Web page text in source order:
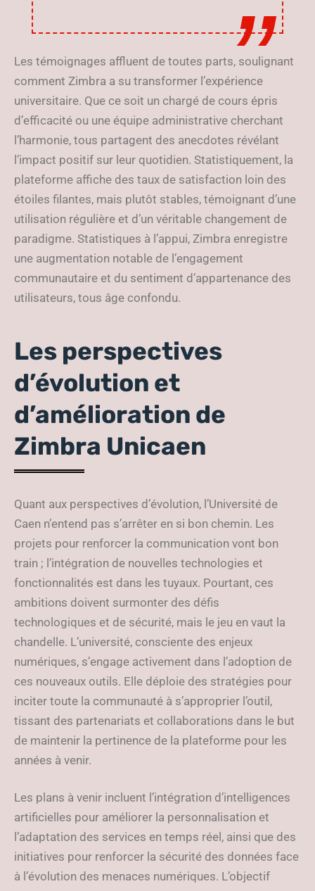
Les témoignages affluent de toutes parts, soulignant
comment Zimbra a su transformer l’expérience
universitaire. Que ce soit un chargé de cours épris
d’efficacité ou une équipe administrative cherchant
l’harmonie, tous partagent des anecdotes révélant
l’impact positif sur leur quotidien. Statistiquement, la
plateforme affiche des taux de satisfaction loin des
étoiles filantes, mais plutôt stables, témoignant d’une
utilisation régulière et d’un véritable changement de
paradigme. Statistiques à l’appui, Zimbra enregistre
une augmentation notable de l’engagement
communautaire et du sentiment d’appartenance des
utilisateurs, tous âge confondu.
Les perspectives
d’évolution et
d’amélioration de
Zimbra Unicaen
Quant aux perspectives d’évolution, l’Université de
Caen n’entend pas s’arrêter en si bon chemin. Les
projets pour renforcer la communication vont bon
train ; l’intégration de nouvelles technologies et
fonctionnalités est dans les tuyaux. Pourtant, ces
ambitions doivent surmonter des défis
technologiques et de sécurité, mais le jeu en vaut la
chandelle. L’université, consciente des enjeux
numériques, s’engage activement dans l’adoption de
ces nouveaux outils. Elle déploie des stratégies pour
inciter toute la communauté à s’approprier l’outil,
tissant des partenariats et collaborations dans le but
de maintenir la pertinence de la plateforme pour les
années à venir.
Les plans à venir incluent l’intégration d’intelligences
artificielles pour améliorer la personnalisation et
l’adaptation des services en temps réel, ainsi que des
initiatives pour renforcer la sécurité des données face
à l’évolution des menaces numériques. L’objectif